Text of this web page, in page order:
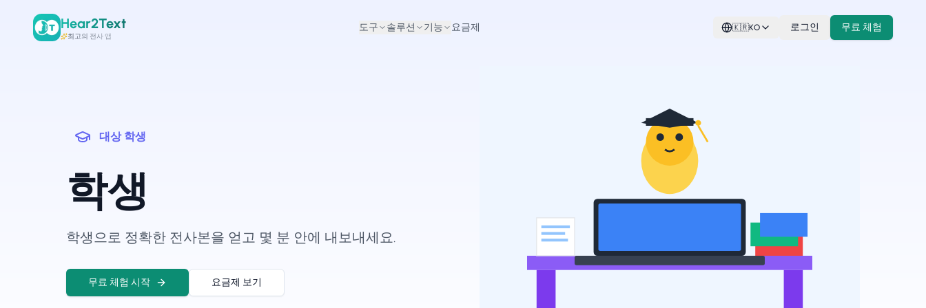
Hear2Text
최고의 전사 앱
도구 솔루션 기능 요금제 🇰🇷KO 로그인 무료 체험
대상 학생
학생
학생으로 정확한 전사본을 얻고 몇 분 안에 내보내세요.
무료 체험 시작 요금제 보기